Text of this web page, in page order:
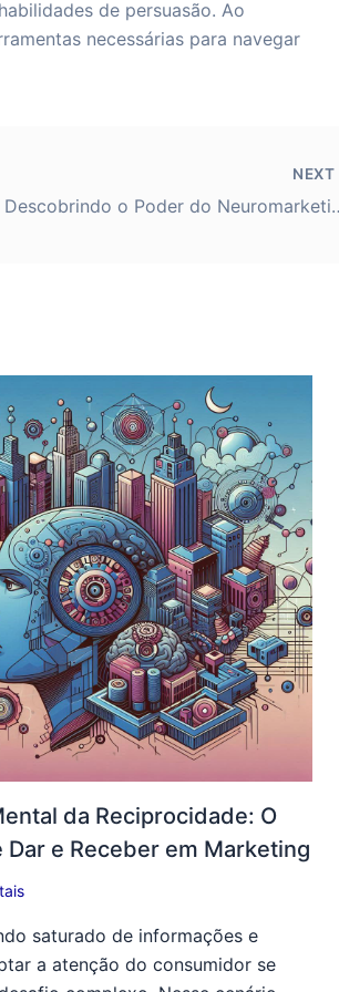
de persuasão. Ao
necessárias para navegar
NEXT
Descobrindo o Poder do
da Reciprocidade: O
Dar e Receber em Marketing
saturado de informações e
a atenção do consumidor se